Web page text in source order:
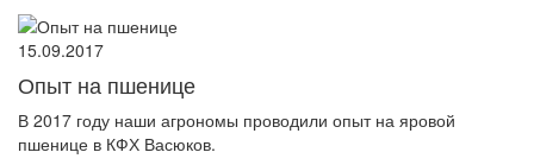
15.09.2017
Опыт на пшенице
В 2017 году наши агрономы проводили опыт на яровой
пшенице в КФХ Васюков.